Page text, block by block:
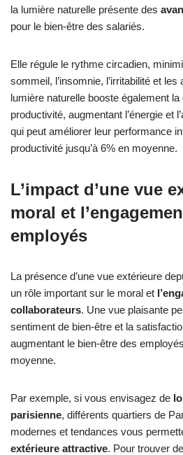
la lumière naturelle présente des
pour le bien-être des salariés.
Elle régule le rythme circadien,
sommeil, l’insomnie, l’irritabilité et les
lumière naturelle booste également
productivité, augmentant l’énergie et
qui peut améliorer leur performance
productivité jusqu’à 6% en moyenne.
L’impact d’une vue
moral et
employés
La présence d’une vue extérieure
un rôle important sur le moral et
collaborateurs. Une vue plaisante
sentiment de bien-être et la
augmentant le bien-être des
moyenne.
Par exemple, si vous envisagez de
parisienne, différents quartiers de
modernes et tendances vous
extérieure attractive. Pour trouver